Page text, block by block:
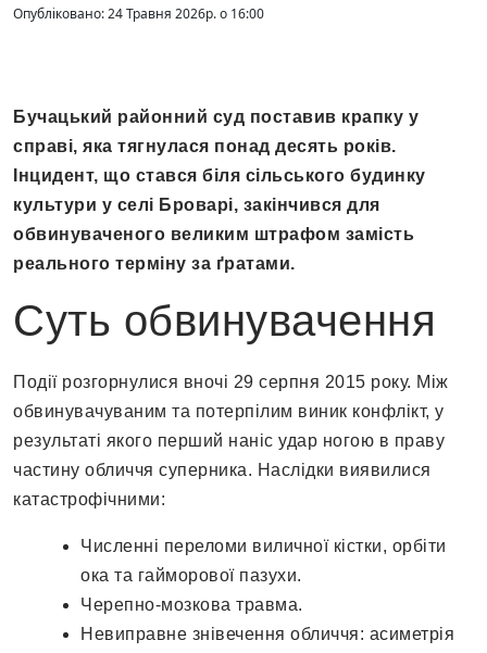
Опубліковано: 24 Травня 2026р. о 16:00
Бучацький районний суд поставив крапку у
справі, яка тягнулася понад десять років.
Інцидент, що стався біля сільського будинку
культури у селі Броварі, закінчився для
обвинуваченого великим штрафом замість
реального терміну за ґратами.
Суть обвинувачення
Події розгорнулися вночі 29 серпня 2015 року. Між
обвинувачуваним та потерпілим виник конфлікт, у
результаті якого перший наніс удар ногою в праву
частину обличчя суперника. Наслідки виявилися
катастрофічними:
Численні переломи виличної кістки, орбіти
ока та гайморової пазухи.
Черепно-мозкова травма.
Невиправне знівечення обличчя: асиметрія